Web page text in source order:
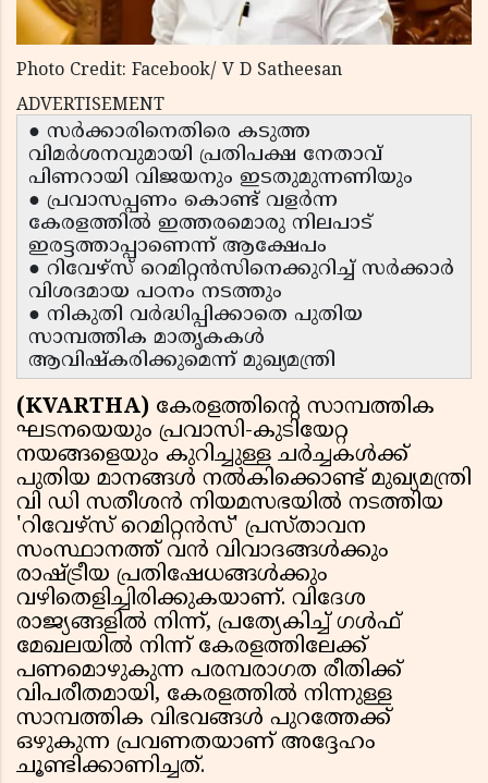
Photo Credit: Facebook/ V D Satheesan
ADVERTISEMENT
● സർക്കാരിനെതിരെ കടുത്ത
വിമർശനവുമായി പ്രതിപക്ഷ നേതാവ്
പിണറായി വിജയനും ഇടതുമുന്നണിയും
● പ്രവാസപ്പണം കൊണ്ട് വളർന്ന
കേരളത്തിൽ ഇത്തരമൊരു നിലപാട്
ഇരട്ടത്താപ്പാണെന്ന് ആക്ഷേപം
● റിവേഴ്‌സ് റെമിറ്റൻസിനെക്കുറിച്ച് സർക്കാർ
വിശദമായ പഠനം നടത്തും
● നികുതി വർദ്ധിപ്പിക്കാതെ പുതിയ
സാമ്പത്തിക മാതൃകകൾ
ആവിഷ്കരിക്കുമെന്ന് മുഖ്യമന്ത്രി
(KVARTHA) കേരളത്തിൻ്റെ സാമ്പത്തിക
ഘടനയെയും പ്രവാസി-കുടിയേറ്റ
നയങ്ങളെയും കുറിച്ചുള്ള ചർച്ചകൾക്ക്
പുതിയ മാനങ്ങൾ നൽകിക്കൊണ്ട് മുഖ്യമന്ത്രി
വി ഡി സതീശൻ നിയമസഭയിൽ നടത്തിയ
'റിവേഴ്‌സ് റെമിറ്റൻസ്' പ്രസ്താവന
സംസ്ഥാനത്ത് വൻ വിവാദങ്ങൾക്കും
രാഷ്ട്രീയ പ്രതിഷേധങ്ങൾക്കും
വഴിതെളിച്ചിരിക്കുകയാണ്. വിദേശ
രാജ്യങ്ങളിൽ നിന്ന്, പ്രത്യേകിച്ച് ഗൾഫ്
മേഖലയിൽ നിന്ന് കേരളത്തിലേക്ക്
പണമൊഴുകുന്ന പരമ്പരാഗത രീതിക്ക്
വിപരീതമായി, കേരളത്തിൽ നിന്നുള്ള
സാമ്പത്തിക വിഭവങ്ങൾ പുറത്തേക്ക്
ഒഴുകുന്ന പ്രവണതയാണ് അദ്ദേഹം
ചൂണ്ടിക്കാണിച്ചത്.